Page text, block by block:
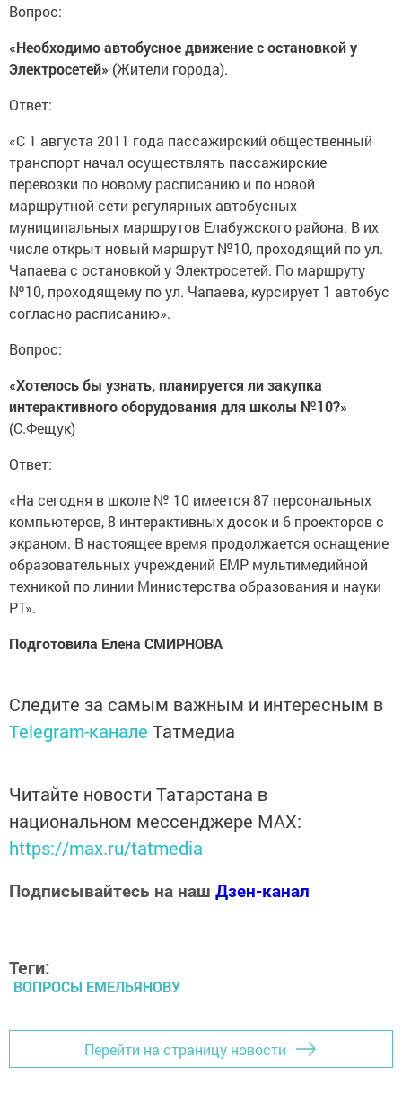
Вопрос:
«Необходимо автобусное движение с остановкой у
Электросетей» (Жители города).
Ответ:
«С 1 августа 2011 года пассажирский общественный
транспорт начал осуществлять пассажирские
перевозки по новому расписанию и по новой
маршрутной сети регулярных автобусных
муниципальных маршрутов Елабужского района. В их
числе открыт новый маршрут №10, проходящий по ул.
Чапаева с остановкой у Электросетей. По маршруту
№10, проходящему по ул. Чапаева, курсирует 1 автобус
согласно расписанию».
Вопрос:
«Хотелось бы узнать, планируется ли закупка
интерактивного оборудования для школы №10?»
(С.Фещук)
Ответ:
«На сегодня в школе № 10 имеется 87 персональных
компьютеров, 8 интерактивных досок и 6 проекторов с
экраном. В настоящее время продолжается оснащение
образовательных учреждений ЕМР мультимедийной
техникой по линии Министерства образования и науки
РТ».
Подготовила Елена СМИРНОВА
Следите за самым важным и интересным в
Telegram-канале Татмедиа
Читайте новости Татарстана в
национальном мессенджере MАХ:
https://max.ru/tatmedia
Подписывайтесь на наш Дзен-канал
Теги:
ВОПРОСЫ ЕМЕЛЬЯНОВУ
Перейти на страницу новости